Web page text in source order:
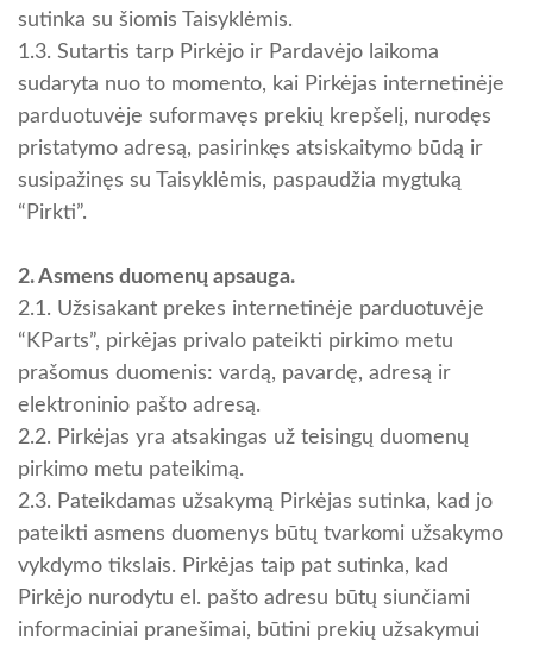
sutinka su šiomis Taisyklėmis.
1.3. Sutartis tarp Pirkėjo ir Pardavėjo laikoma
sudaryta nuo to momento, kai Pirkėjas internetinėje
parduotuvėje suformavęs prekių krepšelį, nurodęs
pristatymo adresą, pasirinkęs atsiskaitymo būdą ir
susipažinęs su Taisyklėmis, paspaudžia mygtuką
“Pirkti”.
2. Asmens duomenų apsauga.
2.1. Užsisakant prekes internetinėje parduotuvėje
“KParts”, pirkėjas privalo pateikti pirkimo metu
prašomus duomenis: vardą, pavardę, adresą ir
elektroninio pašto adresą.
2.2. Pirkėjas yra atsakingas už teisingų duomenų
pirkimo metu pateikimą.
2.3. Pateikdamas užsakymą Pirkėjas sutinka, kad jo
pateikti asmens duomenys būtų tvarkomi užsakymo
vykdymo tikslais. Pirkėjas taip pat sutinka, kad
Pirkėjo nurodytu el. pašto adresu būtų siunčiami
informaciniai pranešimai, būtini prekių užsakymui